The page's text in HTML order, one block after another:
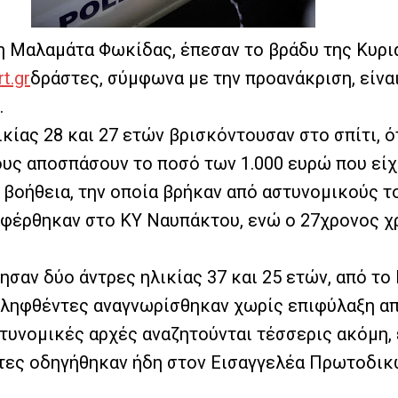
Μαλαμάτα Φωκίδας, έπεσαν το βράδυ της
δράστες, σύμφωνα με την προανάκριση,
28 και 27 ετών βρισκόντουσαν στο σπίτι,
αποσπάσουν το ποσό των 1.000 ευρώ που
την οποία βρήκαν από αστυνομικούς
στο ΚΥ Ναυπάκτου, ενώ ο 27χρονος
δύο άντρες ηλικίας 37 και 25 ετών, από
αναγνωρίσθηκαν χωρίς επιφύλαξη
αρχές αναζητούνται τέσσερις
οδηγήθηκαν ήδη στον Εισαγγελέα